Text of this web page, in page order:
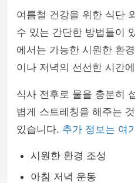
여름철 건강을 위한 식단
수 있는 간단한 방법들이
에서는 가능한 시원한 환
이나 저녁의 선선한 시간
식사 전후로 물을 충분히
볍게 스트레칭을 해주는
있습니다. 추가 정보는 여
시원한 환경 조성
아침 저녁 운동